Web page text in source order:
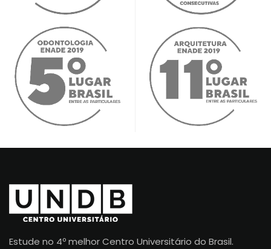
Estude no 4º melhor Centro Universitário do Brasil.